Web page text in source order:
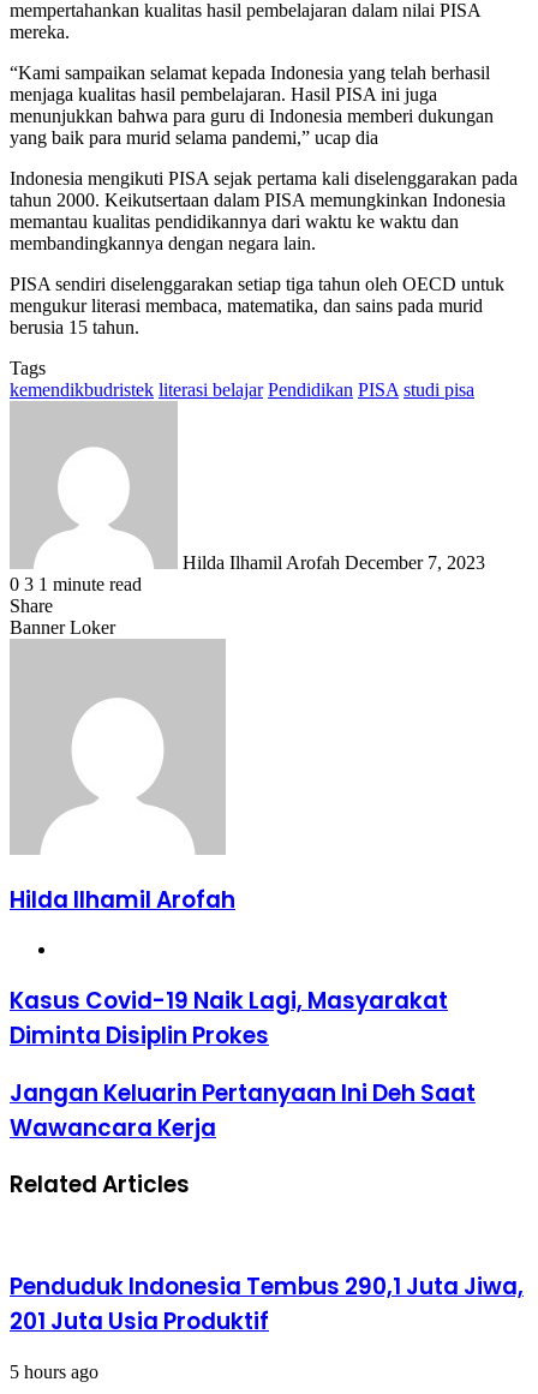
mempertahankan kualitas hasil pembelajaran dalam nilai PISA
mereka.
“Kami sampaikan selamat kepada Indonesia yang telah berhasil
menjaga kualitas hasil pembelajaran. Hasil PISA ini juga
menunjukkan bahwa para guru di Indonesia memberi dukungan
yang baik para murid selama pandemi,” ucap dia
Indonesia mengikuti PISA sejak pertama kali diselenggarakan pada
tahun 2000. Keikutsertaan dalam PISA memungkinkan Indonesia
memantau kualitas pendidikannya dari waktu ke waktu dan
membandingkannya dengan negara lain.
PISA sendiri diselenggarakan setiap tiga tahun oleh OECD untuk
mengukur literasi membaca, matematika, dan sains pada murid
berusia 15 tahun.
Tags
kemendikbudristek literasi belajar Pendidikan PISA studi pisa
Hilda Ilhamil Arofah December 7, 2023
0 3 1 minute read
Share
Facebook
X
LinkedIn
WhatsApp
Share
Banner Loker
Hilda Ilhamil Arofah
Kasus
Covid-
19
Masyarakat
Diminta
Disiplin
Kasus Covid-19 Naik Lagi, Masyarakat
Diminta Disiplin Prokes
Jangan
Keluarin
Pertanyaan
Deh
Saat
Jangan Keluarin Pertanyaan Ini Deh Saat
Wawancara Kerja
Related Articles
Penduduk Indonesia Tembus 290,1 Juta Jiwa,
201 Juta Usia Produktif
5 hours ago